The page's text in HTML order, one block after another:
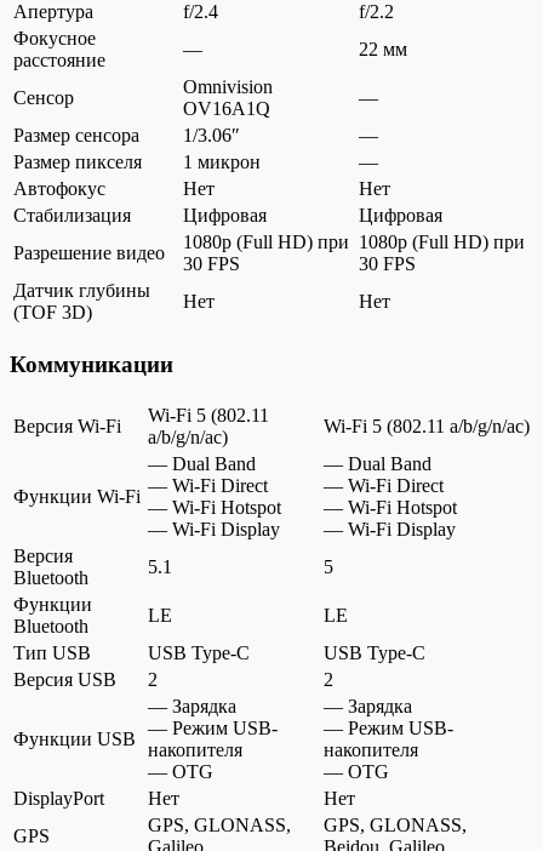
Апертура
f/2.4
f/2.2
Фокусное
расстояние
— 22 мм
Сенсор
Omnivision
OV16A1Q
—
Размер сенсора
1/3.06″
—
Размер пикселя
1 микрон
—
Автофокус
Нет
Нет
Стабилизация
Цифровая
Цифровая
Разрешение видео
1080p (Full HD) при
30 FPS
1080p (Full HD) при
30 FPS
Датчик глубины
(TOF 3D)
Нет Нет
Коммуникации
Версия Wi-Fi
Wi-Fi 5 (802.11
a/b/g/n/ac)
Wi-Fi 5 (802.11 a/b/g/n/ac)
Функции Wi-Fi
— Dual Band
— Wi-Fi Direct
— Wi-Fi Hotspot
— Wi-Fi Display
— Dual Band
— Wi-Fi Direct
— Wi-Fi Hotspot
— Wi-Fi Display
Версия
Bluetooth
5.1
5
Функции
Bluetooth
LE
LE
Тип USB
USB Type-C
USB Type-C
Версия USB
2 2
Функции USB
— Зарядка
— Режим USB-
накопителя
— OTG
— Зарядка
— Режим USB-
накопителя
— OTG
DisplayPort
Нет
Нет
GPS
GPS, GLONASS,
Galileo
GPS, GLONASS,
Beidou, Galileo